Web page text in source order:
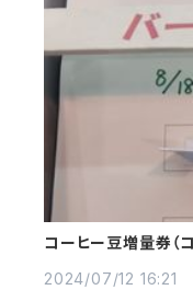
コーヒー豆増量券（
2024/07/12 16:21